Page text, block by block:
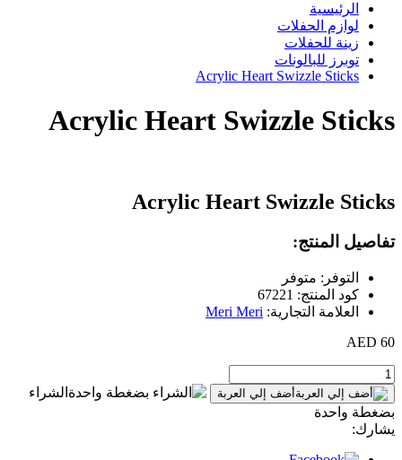
الرئيسية
لوازم الحفلات
زينة للحفلات
توبرز للبالونات
Acrylic Heart Swizzle Sticks
Acrylic Heart Swizzle Sticks
Acrylic Heart Swizzle Sticks
تفاصيل المنتج:
التوفر: متوفر
كود المنتج: 67221
العلامة التجارية: Meri Meri
60 AED
أضف إلي العربة
الشراء
بضغطة واحدة
يشارك: